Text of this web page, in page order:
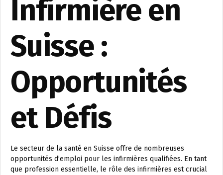
Infirmière en
Suisse :
Opportunités
et Défis
Le secteur de la santé en Suisse offre de nombreuses
opportunités d’emploi pour les infirmières qualifiées. En tant
que profession essentielle, le rôle des infirmières est crucial